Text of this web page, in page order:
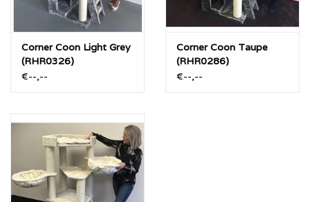
Corner Coon Light Grey
(RHR0326)
€--,--
Corner Coon Taupe
(RHR0286)
€--,--